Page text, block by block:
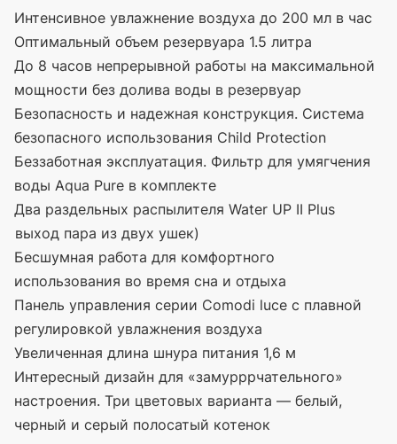
Интенсивное увлажнение воздуха до 200 мл в час
Оптимальный объем резервуара 1.5 литра
До 8 часов непрерывной работы на максимальной
мощности без долива воды в резервуар
Безопасность и надежная конструкция. Система
безопасного использования Child Protection
Беззаботная эксплуатация. Фильтр для умягчения
воды Aqua Pure в комплекте
Два раздельных распылителя Water UP II Plus
(выход пара из двух ушек)
Бесшумная работа для комфортного
использования во время сна и отдыха
Панель управления серии Comodi luce с плавной
регулировкой увлажнения воздуха
Увеличенная длина шнура питания 1,6 м
Интересный дизайн для «замурррчательного»
настроения. Три цветовых варианта — белый,
черный и серый полосатый котенок